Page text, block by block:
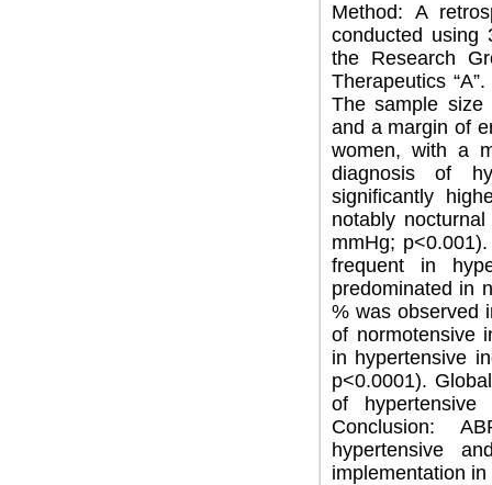
Method: A
conducted using
the Research
Therapeutics
The sample size
and a margin of
women, with a
diagnosis of
significantly
notably
mmHg;
frequent in
predominated in
% was observed
of normotensive
in hypertensive
p<0.0001).
of
Conclusion:
hypertensive
implementation